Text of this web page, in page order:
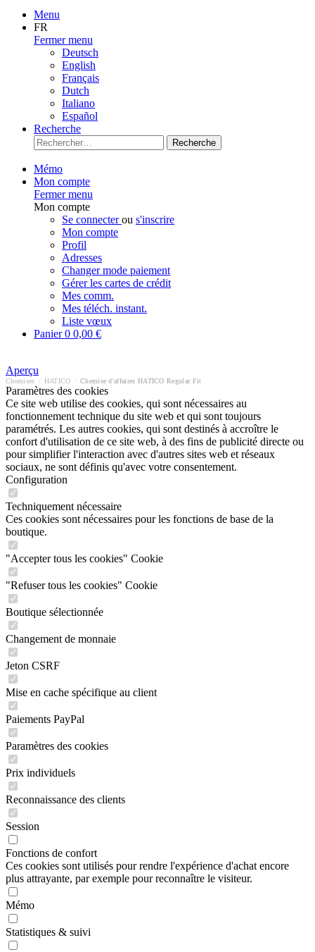
Menu
FR
Fermer menu
Deutsch
English
Français
Dutch
Italiano
Español
Recherche
Recherche
Mémo
Mon compte
Fermer menu
Mon compte
Se connecterou s'inscrire
Mon compte
Profil
Adresses
Changer mode paiement
Gérer les cartes de crédit
Mes comm.
Mes téléch. instant.
Liste vœux
Panier0 0,00 €
Aperçu
Chemises HATICO Chemise d'affaires HATICO Regular Fit
Paramètres des cookies
Ce site web utilise des cookies, qui sont nécessaires au
fonctionnement technique du site web et qui sont toujours
paramétrés. Les autres cookies, qui sont destinés à accroître le
confort d'utilisation de ce site web, à des fins de publicité directe ou
pour simplifier l'interaction avec d'autres sites web et réseaux
sociaux, ne sont définis qu'avec votre consentement.
Configuration
Techniquement nécessaire
Ces cookies sont nécessaires pour les fonctions de base de la
boutique.
"Accepter tous les cookies" Cookie
"Refuser tous les cookies" Cookie
Boutique sélectionnée
Changement de monnaie
Jeton CSRF
Mise en cache spécifique au client
Paiements PayPal
Paramètres des cookies
Prix individuels
Reconnaissance des clients
Session
Fonctions de confort
Ces cookies sont utilisés pour rendre l'expérience d'achat encore
plus attrayante, par exemple pour reconnaître le visiteur.
Mémo
Statistiques & suivi